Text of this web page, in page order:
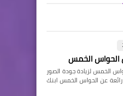
الحواس الخمس
الخمس لزيادة جودة الصور
عن الحواس الخمس ابنك